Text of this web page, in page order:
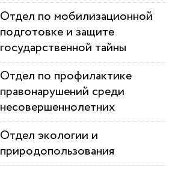
Отдел по мобилизационной
подготовке и защите
государственной тайны
Отдел по профилактике
правонарушений среди
несовершеннолетних
Отдел экологии и
природопользования